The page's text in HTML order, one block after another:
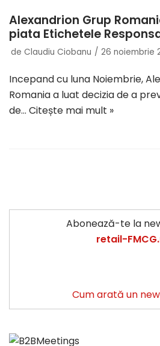
Alexandrion Grup
piata Etichetele
de Claudiu Ciobanu 26 noiembrie
Incepand cu luna Noiembrie,
Romania a luat decizia de a
de… Citește mai mult »
Abonează-te la
retail-
Cum arată un